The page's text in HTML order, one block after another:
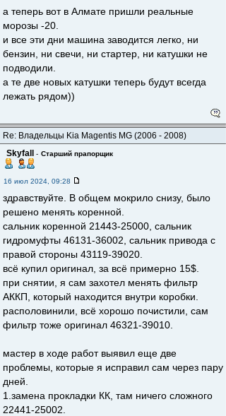
а теперь вот в Алмате пришли реальные
морозы -20.
и все эти дни машина заводится легко, ни
бензин, ни свечи, ни стартер, ни катушки не
подводили.
а те две новых катушки теперь будут всегда
лежать рядом))
Re: Владельцы Kia Magentis MG (2006 - 2008)
Skyfall
- Старший прапорщик
16 июл 2024, 09:28
здравствуйте. В общем мокрило снизу, было
решено менять коренной.
сальник коренной 21443-25000, сальник
гидромуфты 46131-36002, сальник привода с
правой стороны 43119-39020.
всё купил оригинал, за всё примерно 15$.
при снятии, я сам захотел менять фильтр
АККП, который находится внутри коробки.
располовинили, всё хорошо почистили, сам
фильтр тоже оригинал 46321-39010.
мастер в ходе работ выявил еще две
проблемы, которые я исправил сам через пару
дней.
1.замена прокладки КК, там ничего сложного
22441-25002.